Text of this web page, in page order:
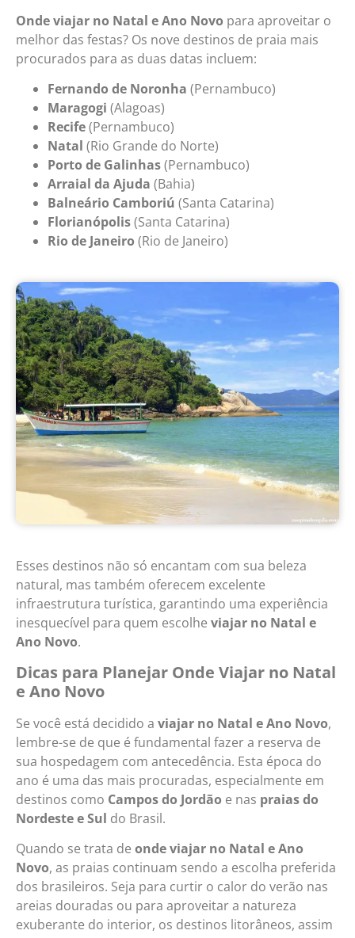
Onde viajar no Natal e Ano Novo para aproveitar o
melhor das festas? Os nove destinos de praia mais
procurados para as duas datas incluem:
Fernando de Noronha (Pernambuco)
Maragogi (Alagoas)
Recife(Pernambuco)
Natal (Rio Grande do Norte)
Porto de Galinhas(Pernambuco)
Arraial da Ajuda (Bahia)
Balneário Camboriú (Santa Catarina)
Florianópolis(Santa Catarina)
Rio de Janeiro (Rio de Janeiro)
Esses destinos não só encantam com sua beleza
natural, mas também oferecem excelente
infraestrutura turística, garantindo uma experiência
inesquecível para quem escolhe viajar no Natal e
Ano Novo.
Dicas para Planejar Onde Viajar no Natal
e Ano Novo
Se você está decidido a viajar no Natal e Ano Novo,
lembre-se de que é fundamental fazer a reserva de
sua hospedagem com antecedência. Esta época do
ano é uma das mais procuradas, especialmente em
destinos como Campos do Jordão e nas praias do
Nordeste e Sul do Brasil.
Quando se trata de onde viajar no Natal e Ano
Novo, as praias continuam sendo a escolha preferida
dos brasileiros. Seja para curtir o calor do verão nas
areias douradas ou para aproveitar a natureza
exuberante do interior, os destinos litorâneos, assim